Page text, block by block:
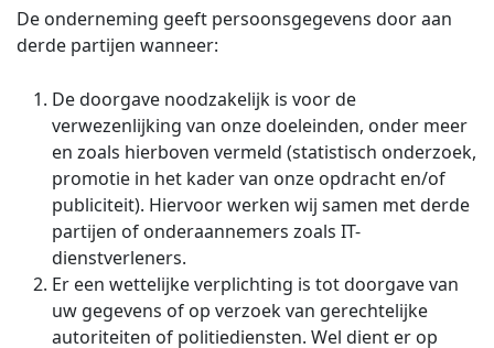
De onderneming geeft persoonsgegevens door aan
derde partijen wanneer:
De doorgave noodzakelijk is voor de
verwezenlijking van onze doeleinden, onder meer
en zoals hierboven vermeld (statistisch onderzoek,
promotie in het kader van onze opdracht en/of
publiciteit). Hiervoor werken wij samen met derde
partijen of onderaannemers zoals IT-
dienstverleners.
Er een wettelijke verplichting is tot doorgave van
uw gegevens of op verzoek van gerechtelijke
autoriteiten of politiediensten. Wel dient er op